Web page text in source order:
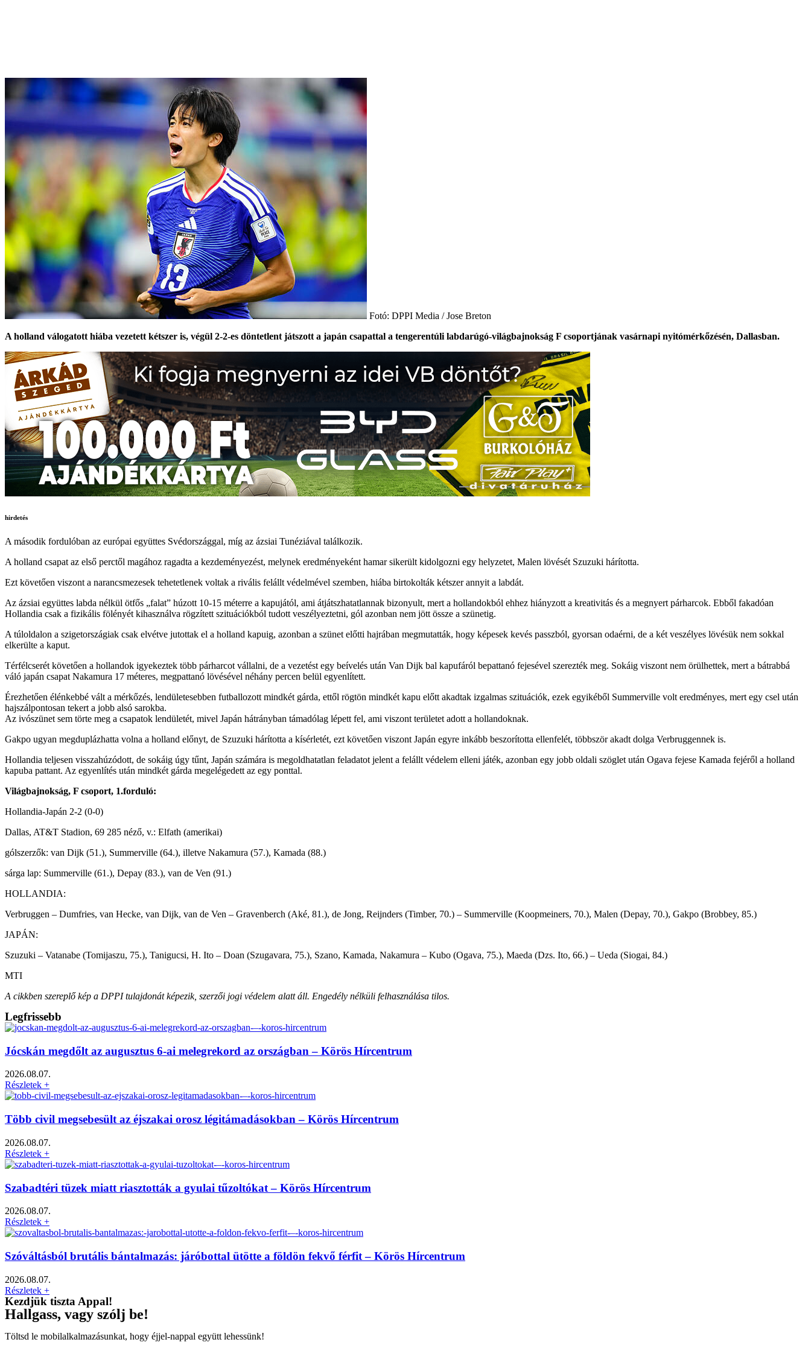
Fotó: DPPI Media / Jose Breton
A holland válogatott hiába vezetett kétszer is, végül 2-2-es döntetlent játszott a japán csapattal a tengerentúli labdarúgó-világbajnokság F csoportjának vasárnapi nyitómérkőzésén, Dallasban.
hirdetés
A második fordulóban az európai együttes Svédországgal, míg az ázsiai Tunéziával találkozik.
A holland csapat az első perctől magához ragadta a kezdeményezést, melynek eredményeként hamar sikerült kidolgozni egy helyzetet, Malen lövését Szuzuki hárította.
Ezt követően viszont a narancsmezesek tehetetlenek voltak a rivális felállt védelmével szemben, hiába birtokolták kétszer annyit a labdát.
Az ázsiai együttes labda nélkül ötfős „falat” húzott 10-15 méterre a kapujától, ami átjátszhatatlannak bizonyult, mert a hollandokból ehhez hiányzott a kreativitás és a megnyert párharcok. Ebből fakadóan
Hollandia csak a fizikális fölényét kihasználva rögzített szituációkból tudott veszélyeztetni, gól azonban nem jött össze a szünetig.
A túloldalon a szigetországiak csak elvétve jutottak el a holland kapuig, azonban a szünet előtti hajrában megmutatták, hogy képesek kevés passzból, gyorsan odaérni, de a két veszélyes lövésük nem sokkal
elkerülte a kaput.
Térfélcserét követően a hollandok igyekeztek több párharcot vállalni, de a vezetést egy beívelés után Van Dijk bal kapufáról bepattanó fejesével szerezték meg. Sokáig viszont nem örülhettek, mert a bátrabbá
váló japán csapat Nakamura 17 méteres, megpattanó lövésével néhány percen belül egyenlített.
Érezhetően élénkebbé vált a mérkőzés, lendületesebben futballozott mindkét gárda, ettől rögtön mindkét kapu előtt akadtak izgalmas szituációk, ezek egyikéből Summerville volt eredményes, mert egy csel után
hajszálpontosan tekert a jobb alsó sarokba.
Az ivószünet sem törte meg a csapatok lendületét, mivel Japán hátrányban támadólag lépett fel, ami viszont területet adott a hollandoknak.
Gakpo ugyan megduplázhatta volna a holland előnyt, de Szuzuki hárította a kísérletét, ezt követően viszont Japán egyre inkább beszorította ellenfelét, többször akadt dolga Verbruggennek is.
Hollandia teljesen visszahúzódott, de sokáig úgy tűnt, Japán számára is megoldhatatlan feladatot jelent a felállt védelem elleni játék, azonban egy jobb oldali szöglet után Ogava fejese Kamada fejéről a holland
kapuba pattant. Az egyenlítés után mindkét gárda megelégedett az egy ponttal.
Világbajnokság, F csoport, 1.forduló:
Hollandia-Japán 2-2 (0-0)
Dallas, AT&T Stadion, 69 285 néző, v.: Elfath (amerikai)
gólszerzők: van Dijk (51.), Summerville (64.), illetve Nakamura (57.), Kamada (88.)
sárga lap: Summerville (61.), Depay (83.), van de Ven (91.)
HOLLANDIA:
Verbruggen – Dumfries, van Hecke, van Dijk, van de Ven – Gravenberch (Aké, 81.), de Jong, Reijnders (Timber, 70.) – Summerville (Koopmeiners, 70.), Malen (Depay, 70.), Gakpo (Brobbey, 85.)
JAPÁN:
Szuzuki – Vatanabe (Tomijaszu, 75.), Tanigucsi, H. Ito – Doan (Szugavara, 75.), Szano, Kamada, Nakamura – Kubo (Ogava, 75.), Maeda (Dzs. Ito, 66.) – Ueda (Siogai, 84.)
MTI
A cikkben szereplő kép a DPPI tulajdonát képezik, szerzői jogi védelem alatt áll. Engedély nélküli felhasználása tilos.
Legfrissebb
Jócskán megdőlt az augusztus 6-ai melegrekord az országban – Körös Hírcentrum
2026.08.07.
Részletek +
Több civil megsebesült az éjszakai orosz légitámadásokban – Körös Hírcentrum
2026.08.07.
Részletek +
Szabadtéri tüzek miatt riasztották a gyulai tűzoltókat – Körös Hírcentrum
2026.08.07.
Részletek +
Szóváltásból brutális bántalmazás: járóbottal ütötte a földön fekvő férfit – Körös Hírcentrum
2026.08.07.
Részletek +
Kezdjük tiszta Appal!
Hallgass, vagy szólj be!
Töltsd le mobilalkalmazásunkat, hogy éjjel-nappal együtt lehessünk!